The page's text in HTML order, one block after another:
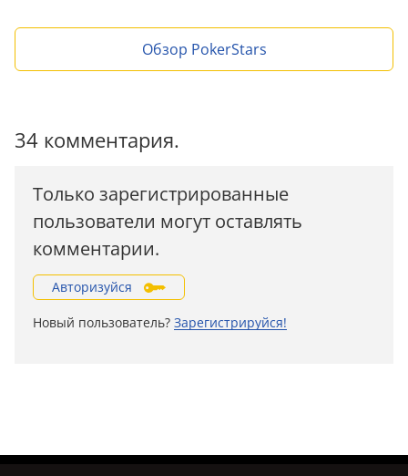
Обзор PokerStars
34 комментария.
Только зарегистрированные
пользователи могут оставлять
комментарии.
Авторизуйся
Новый пользователь? Зарегистрируйся!